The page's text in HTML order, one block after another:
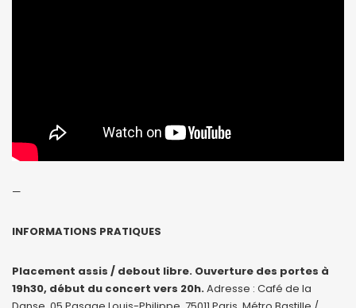
—
INFORMATIONS PRATIQUES
Placement assis / debout libre. Ouverture des portes à
19h30, début du concert vers 20h.Adresse : Café de la